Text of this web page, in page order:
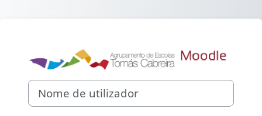
Entrar em
Nome de utilizador